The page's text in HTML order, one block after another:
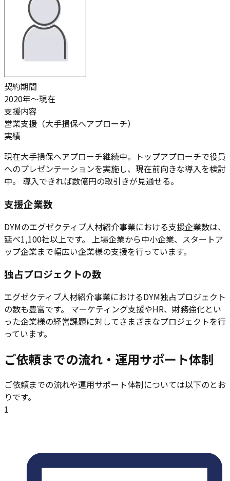
契約期間
2020年～現在
支援内容
営業支援（大手損保へアプローチ）
実績
現在大手損保へアプローチ継続中。トップアプローチで役員
へのプレゼンテーションを実施し、現在前向きな導入を検討
中。 導入できれば数億円の取引きが見通せる。
支援企業数
DYMのエグゼクティブ人材紹介事業における支援企業数は、
延べ1,100社以上です。 上場企業から中小企業、スタートア
ップ企業まで幅広い企業様の支援を行っています。
独占プロジェクトの数
エグゼクティブ人材紹介事業におけるDYM独占プロジェクト
の数も豊富です。 マーケティング支援やHR、財務強化とい
った企業様の経営課題に対してさまざまなプロジェクトを行
っています。
ご依頼までの流れ・運用サポート体制
ご依頼までの流れや運用サポート体制については以下のとお
りです。
1